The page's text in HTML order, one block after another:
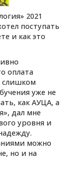
2021
поступать
и как это
оплата
слишком
уже не
как АУЦА, а
дал мне
уровня и
можно
но и на